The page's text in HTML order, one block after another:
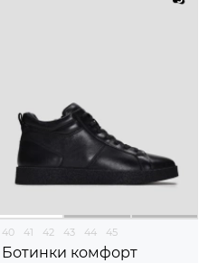
40 41 42 43 44 45
Ботинки комфорт